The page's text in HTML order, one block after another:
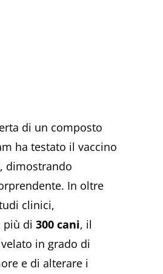
di un composto
ha testato il vaccino
dimostrando
In oltre
clinici,
più di300 cani, il
in grado di
e di alterare i